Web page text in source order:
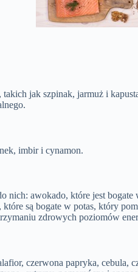
jak szpinak, jarmuż i
imbir i cynamon.
nich: awokado, które jest
są bogate w potas, który
zdrowych poziomów
czerwona papryka, cebula,